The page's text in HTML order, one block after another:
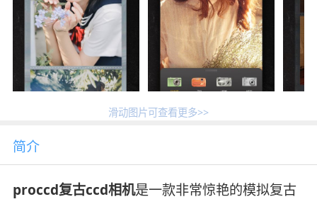
滑动图片可查看更多>>
简介
proccd复古ccd相机是一款非常惊艳的模拟复古